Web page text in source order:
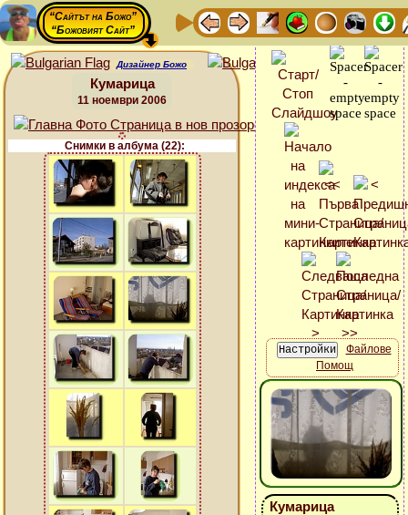
“Сайтът на Божо”
“Божовият Сайт”
Дизайнер Божо
Кумарица
11 ноември 2006
Снимки в албума (22):
Файлове
Помощ
Кумарица